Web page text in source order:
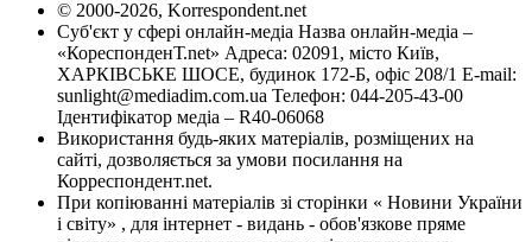
© 2000-2026, Korrespondent.net
Суб'єкт у сфері онлайн-медіа Назва онлайн-медіа –
«КореспонденТ.net» Адреса: 02091, місто Київ,
ХАРКІВСЬКЕ ШОСЕ, будинок 172-Б, офіс 208/1 E-mail:
sunlight@mediadim.com.ua Телефон: 044-205-43-00
Ідентифікатор медіа – R40-06068
Використання будь-яких матеріалів, розміщених на
сайті, дозволяється за умови посилання на
Корреспондент.net.
При копіюванні матеріалів зі сторінки « Новини України
і світу» , для інтернет - видань - обов'язкове пряме